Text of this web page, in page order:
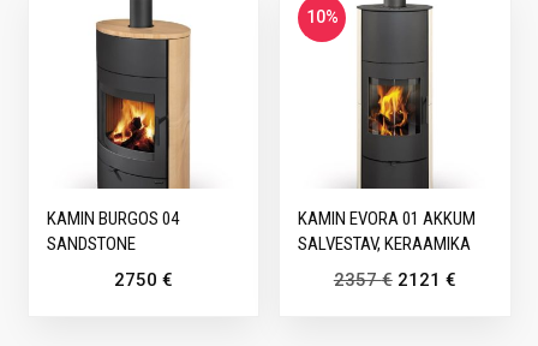
KAMIN BURGOS 04
SANDSTONE
2750 €
10%
KAMIN EVORA 01 AKKUM
SALVESTAV, KERAAMIKA
2357€ 2121 €